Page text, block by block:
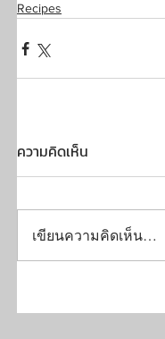
Recipes
ความคิดเห็น
เขียนความคิดเห็น…